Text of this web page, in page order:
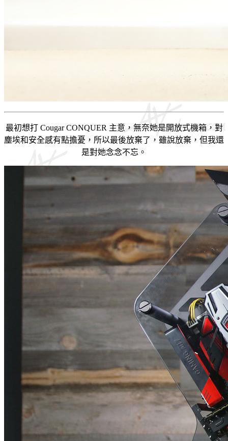
最初想打 Cougar CONQUER 主意，無奈她是開放式機箱，對
塵埃和安全感有點擔憂，所以最後放棄了，雖說放棄，但我還
是對她念念不忘。